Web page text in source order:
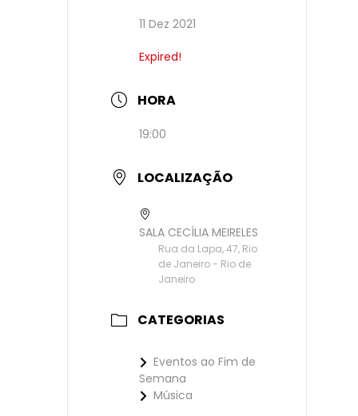
11 Dez 2021
Expired!
HORA
19:00
LOCALIZAÇÃO
SALA CECÍLIA MEIRELES
Rua da Lapa, 47, Rio
de Janeiro - Rio de
Janeiro
CATEGORIAS
Eventos ao Fim de
Semana
Música